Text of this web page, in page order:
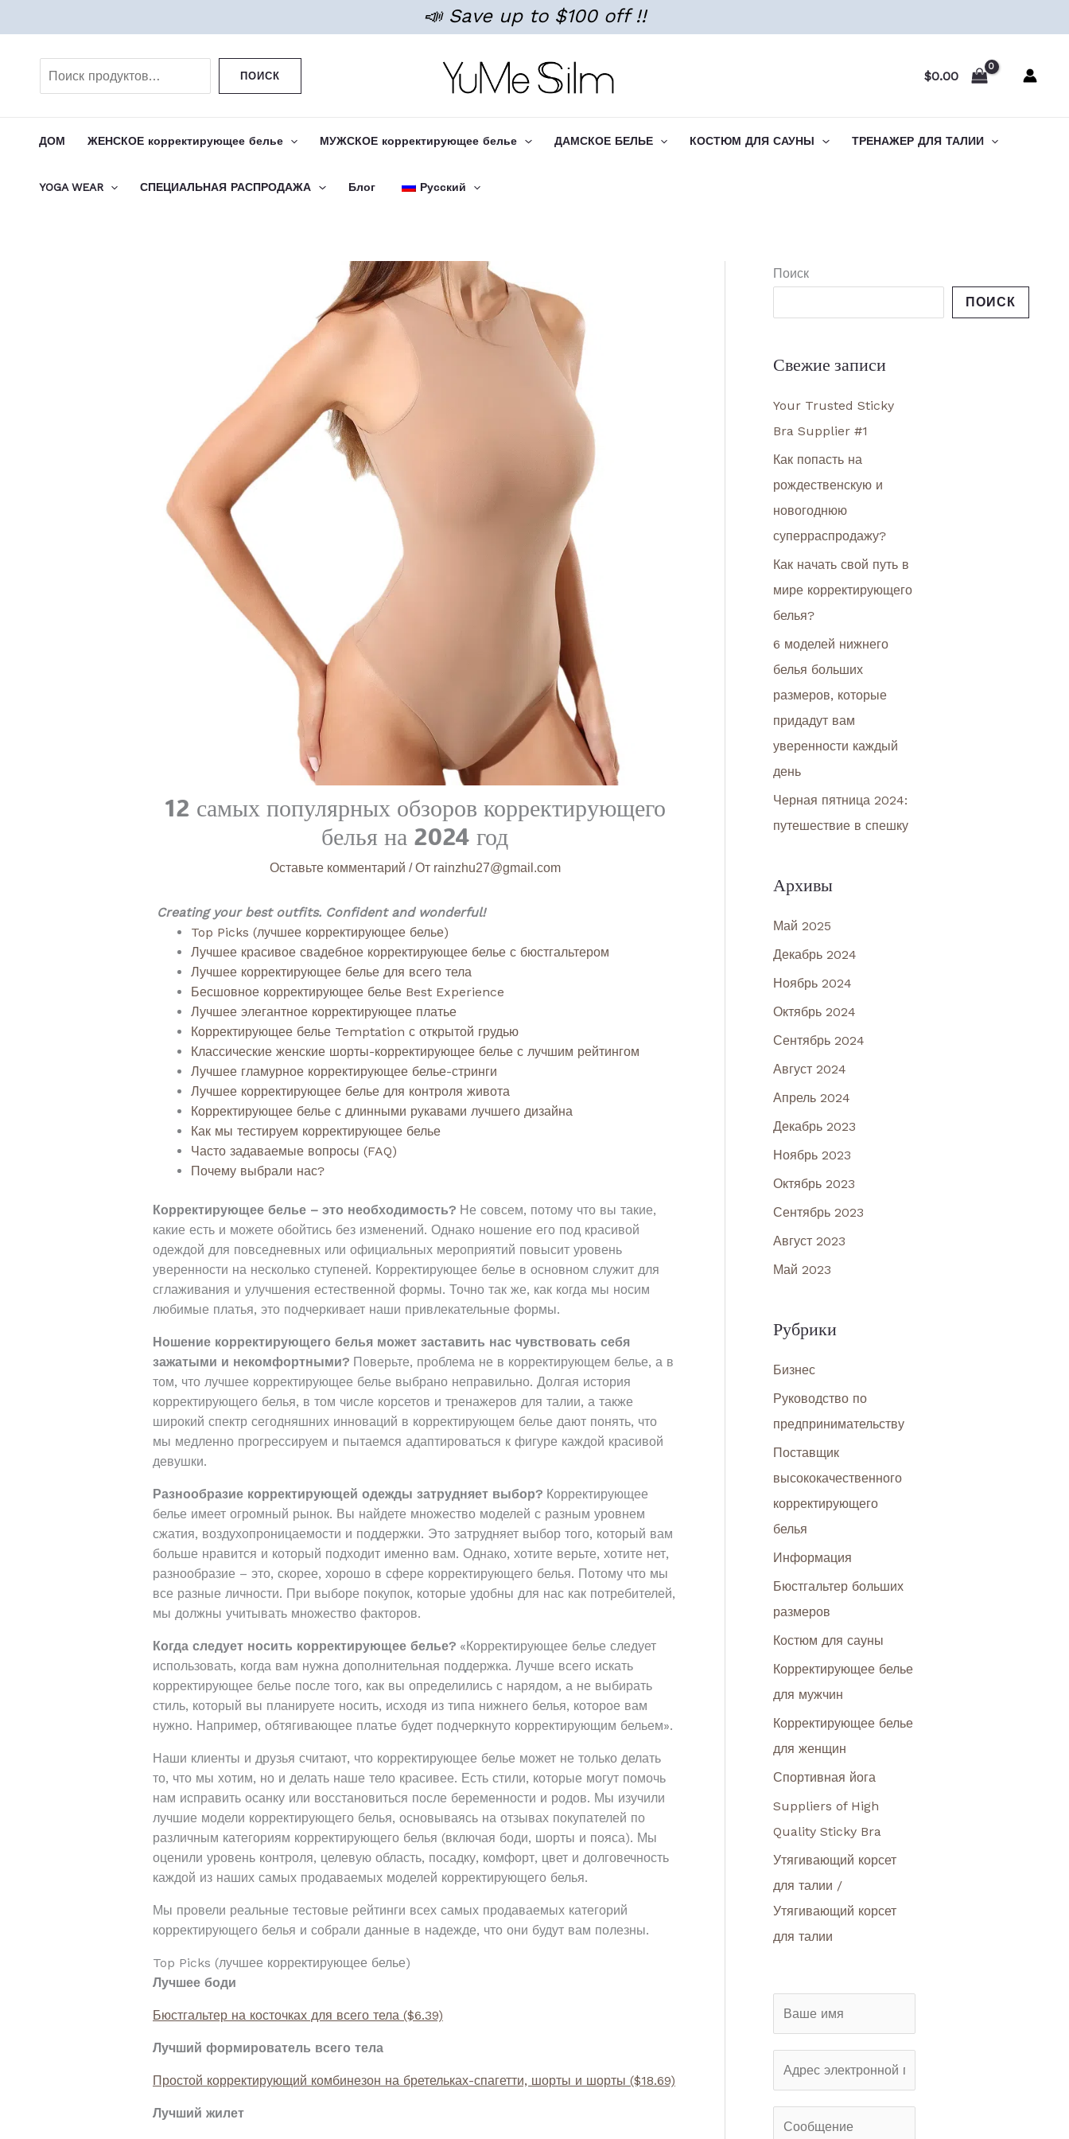
📣 Save up to $100 off !!
ПОИСК $0.00
ДОМ ЖЕНСКОЕ корректирующее белье МУЖСКОЕ корректирующее белье ДАМСКОЕ БЕЛЬЕ КОСТЮМ ДЛЯ САУНЫ ТРЕНАЖЕР ДЛЯ ТАЛИИ
YOGA WEAR СПЕЦИАЛЬНАЯ РАСПРОДАЖА Блог Русский
12 самых популярных обзоров корректирующего
белья на 2024 год
Оставьте комментарий / От rainzhu27@gmail.com
Creating your best outfits. Confident and wonderful!
Top Picks (лучшее корректирующее белье)
Лучшее красивое свадебное корректирующее белье с бюстгальтером
Лучшее корректирующее белье для всего тела
Бесшовное корректирующее белье Best Experience
Лучшее элегантное корректирующее платье
Корректирующее белье Temptation с открытой грудью
Классические женские шорты-корректирующее белье с лучшим рейтингом
Лучшее гламурное корректирующее белье-стринги
Лучшее корректирующее белье для контроля живота
Корректирующее белье с длинными рукавами лучшего дизайна
Как мы тестируем корректирующее белье
Часто задаваемые вопросы (FAQ)
Почему выбрали нас?
Корректирующее белье – это необходимость? Не совсем, потому что вы такие,
какие есть и можете обойтись без изменений. Однако ношение его под красивой
одеждой для повседневных или официальных мероприятий повысит уровень
уверенности на несколько ступеней. Корректирующее белье в основном служит для
сглаживания и улучшения естественной формы. Точно так же, как когда мы носим
любимые платья, это подчеркивает наши привлекательные формы.
Ношение корректирующего белья может заставить нас чувствовать себя
зажатыми и некомфортными? Поверьте, проблема не в корректирующем белье, а в
том, что лучшее корректирующее белье выбрано неправильно. Долгая история
корректирующего белья, в том числе корсетов и тренажеров для талии, а также
широкий спектр сегодняшних инноваций в корректирующем белье дают понять, что
мы медленно прогрессируем и пытаемся адаптироваться к фигуре каждой красивой
девушки.
Разнообразие корректирующей одежды затрудняет выбор? Корректирующее
белье имеет огромный рынок. Вы найдете множество моделей с разным уровнем
сжатия, воздухопроницаемости и поддержки. Это затрудняет выбор того, который вам
больше нравится и который подходит именно вам. Однако, хотите верьте, хотите нет,
разнообразие – это, скорее, хорошо в сфере корректирующего белья. Потому что мы
все разные личности. При выборе покупок, которые удобны для нас как потребителей,
мы должны учитывать множество факторов.
Когда следует носить корректирующее белье? «Корректирующее белье следует
использовать, когда вам нужна дополнительная поддержка. Лучше всего искать
корректирующее белье после того, как вы определились с нарядом, а не выбирать
стиль, который вы планируете носить, исходя из типа нижнего белья, которое вам
нужно. Например, обтягивающее платье будет подчеркнуто корректирующим бельем».
Наши клиенты и друзья считают, что корректирующее белье может не только делать
то, что мы хотим, но и делать наше тело красивее. Есть стили, которые могут помочь
нам исправить осанку или восстановиться после беременности и родов. Мы изучили
лучшие модели корректирующего белья, основываясь на отзывах покупателей по
различным категориям корректирующего белья (включая боди, шорты и пояса). Мы
оценили уровень контроля, целевую область, посадку, комфорт, цвет и долговечность
каждой из наших самых продаваемых моделей корректирующего белья.
Мы провели реальные тестовые рейтинги всех самых продаваемых категорий
корректирующего белья и собрали данные в надежде, что они будут вам полезны.
Top Picks (лучшее корректирующее белье)
Лучшее боди
Бюстгальтер на косточках для всего тела ($6.39)
Лучший формирователь всего тела
Простой корректирующий комбинезон на бретельках-спагетти, шорты и шорты ($18.69)
Лучший жилет
Поиск
ПОИСК
Свежие записи
Your Trusted Sticky
Bra Supplier #1
Как попасть на
рождественскую и
новогоднюю
суперраспродажу?
Как начать свой путь в
мире корректирующего
белья?
6 моделей нижнего
белья больших
размеров, которые
придадут вам
уверенности каждый
день
Черная пятница 2024:
путешествие в спешку
Архивы
Май 2025
Декабрь 2024
Ноябрь 2024
Октябрь 2024
Сентябрь 2024
Август 2024
Апрель 2024
Декабрь 2023
Ноябрь 2023
Октябрь 2023
Сентябрь 2023
Август 2023
Май 2023
Рубрики
Бизнес
Руководство по
предпринимательству
Поставщик
высококачественного
корректирующего
белья
Информация
Бюстгальтер больших
размеров
Костюм для сауны
Корректирующее белье
для мужчин
Корректирующее белье
для женщин
Спортивная йога
Suppliers of High
Quality Sticky Bra
Утягивающий корсет
для талии /
Утягивающий корсет
для талии
м
я
л
е